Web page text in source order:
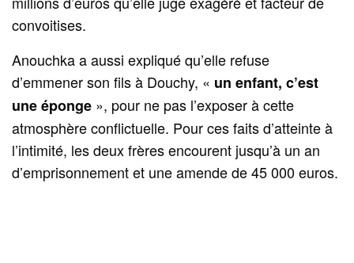
convoitises.
Anouchka a aussi expliqué qu’elle refuse
d’emmener son fils à Douchy, « un enfant, c’est
une éponge », pour ne pas l’exposer à cette
atmosphère conflictuelle. Pour ces faits d’atteinte à
l’intimité, les deux frères encourent jusqu’à un an
d’emprisonnement et une amende de 45 000 euros.